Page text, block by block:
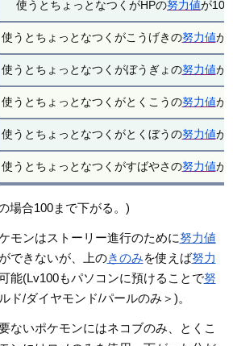
使うとちょっとなつくがHPの努力値が10
使うとちょっとなつくがこうげきの努力値が
使うとちょっとなつくがぼうぎょの努力値が
使うとちょっとなつくがとくこうの努力値が
使うとちょっとなつくがとくぼうの努力値が
使うとちょっとなつくがすばやさの努力値が
場合100まで下がる。)
モンはストーリー進行のために努力値
できないが、上のきのみを使えば努力
能(Lv100もパソコンに預けることで努
ド/ダイヤモンド/パールのみ＞)。
ないポケモンにはネコブのみ、とくこ